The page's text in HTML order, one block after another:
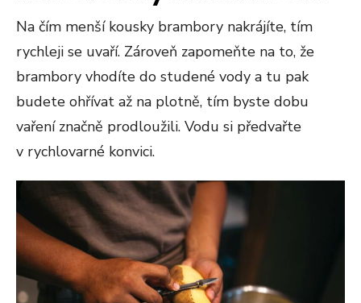
Na čím menší kousky brambory nakrájíte, tím
rychleji se uvaří. Zároveň zapomeňte na to, že
brambory vhodíte do studené vody a tu pak
budete ohřívat až na plotně, tím byste dobu
vaření značně prodloužili. Vodu si předvařte
v rychlovarné konvici.